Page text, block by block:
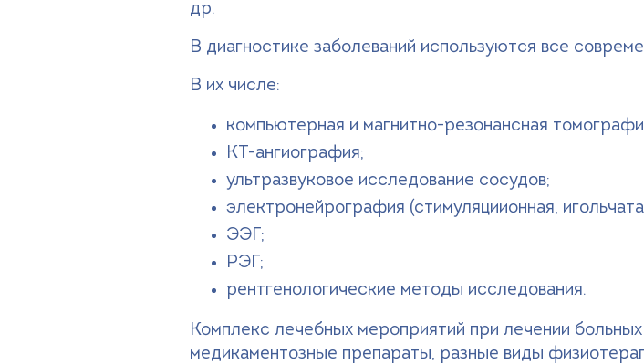
др.
В диагностике заболеваний используются все
В их числе:
компьютерная и магнитно-резонансная
КТ-ангиография;
ультразвуковое исследование сосудов;
электронейрография (стимуляциионная,
ЭЭГ;
РЭГ;
рентгенологические методы исследования.
Комплекс лечебных мероприятий при лечении
медикаментозные препараты, разные виды